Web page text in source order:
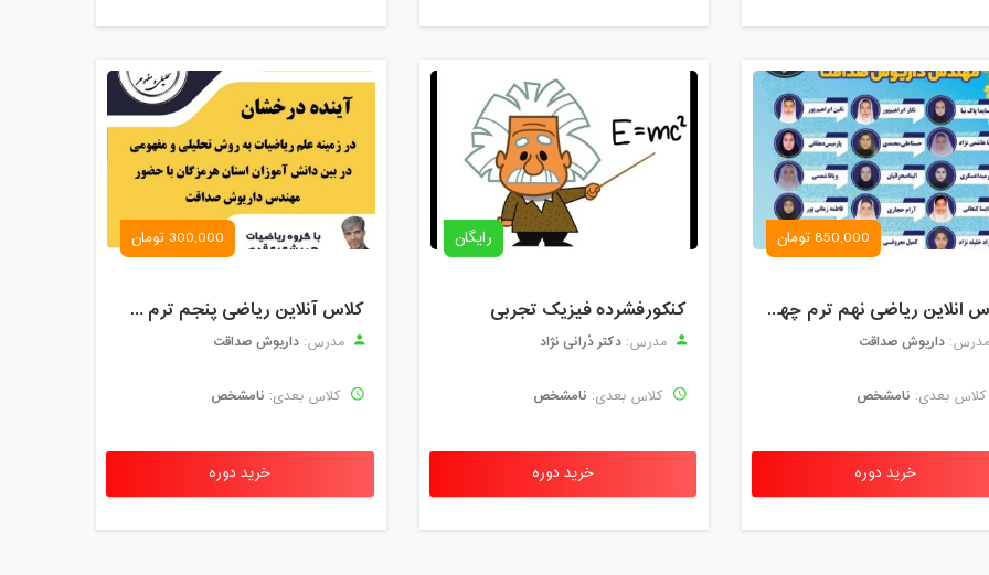
850,000 تومان
کلاس انلاین ریاضی نهم ترم چهارم مهر 1404
مدرس: داریوش صداقت
کلاس بعدی: نامشخص
خرید دوره
رایگان
کنکورفشرده فیزیک تجربی
مدرس: دکتر دُرانی نژاد
کلاس بعدی: نامشخص
خرید دوره
300,000 تومان
کلاس آنلاین ریاضی پنجم ترم چهارم شهریور 1403
مدرس: داریوش صداقت
کلاس بعدی: نامشخص
خرید دوره